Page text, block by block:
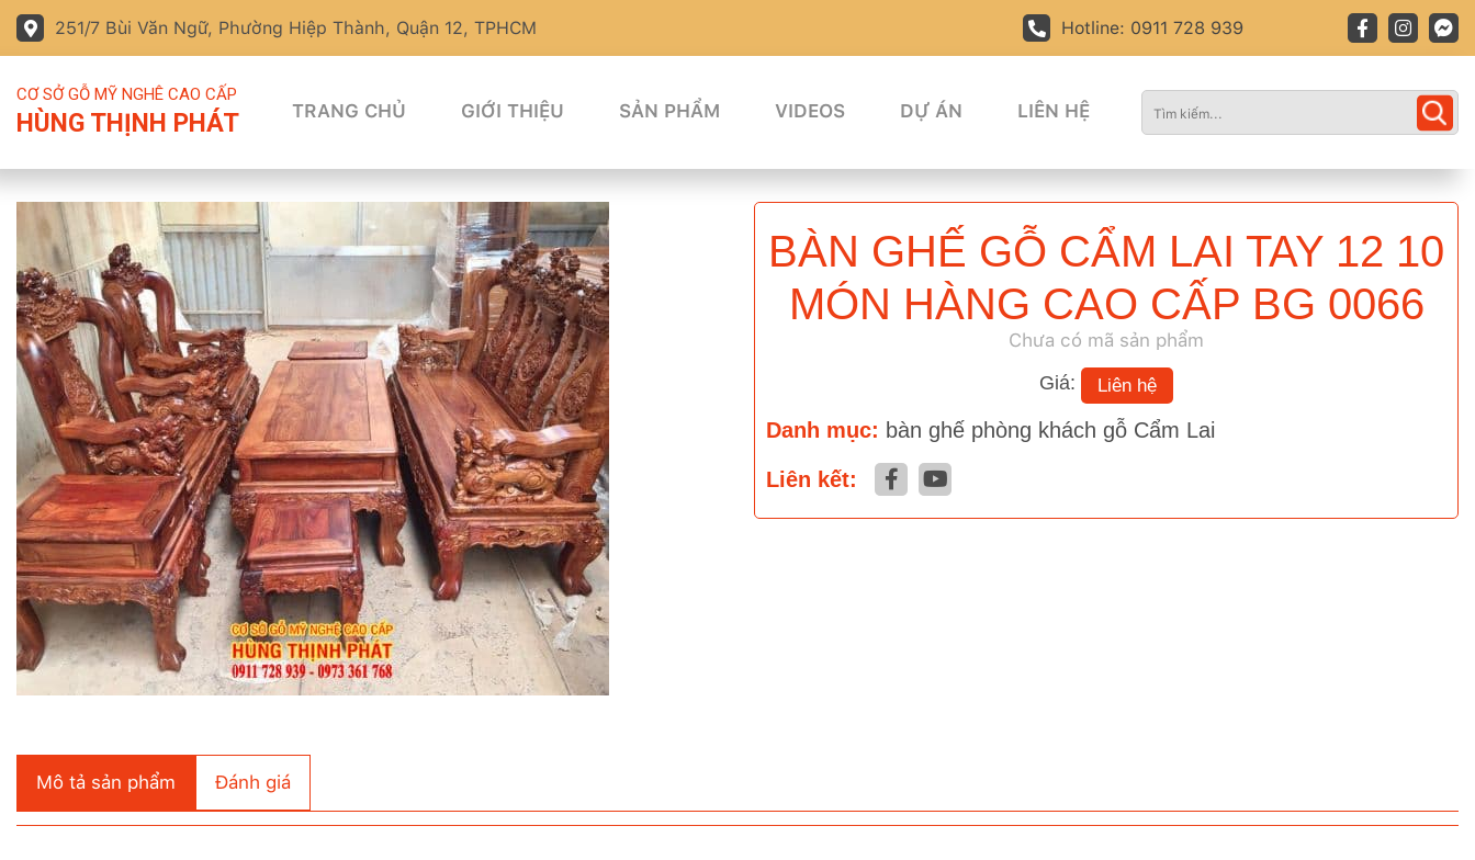
251/7 Bùi Văn Ngữ, Phường Hiệp Thành, Quận 12, TPHCM Hotline: 0911 728 939
CƠ SỞ GỖ MỸ NGHÊ CAO CẤP
HÙNG THỊNH PHÁT TRANG CHỦ GIỚI THIỆU SẢN PHẨM VIDEOS DỰ ÁN LIÊN HỆ
BÀN GHẾ GỖ CẨM LAI TAY 12 10
MÓN HÀNG CAO CẤP BG 0066
Chưa có mã sản phẩm
Giá:
Liên hệ
Danh mục: bàn ghế phòng khách gỗ Cẩm Lai
Liên kết:
Mô tả sản phẩm Đánh giá